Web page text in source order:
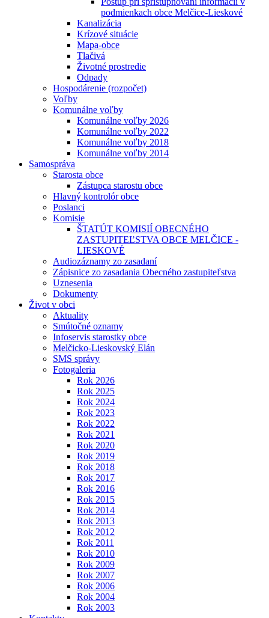
podmienkach obce Melčice-Lieskové
Kanalizácia
Krízové situácie
Mapa-obce
Tlačivá
Životné prostredie
Odpady
Hospodárenie (rozpočet)
Voľby
Komunálne voľby
Komunálne voľby 2026
Komunálne voľby 2022
Komunálne voľby 2018
Komunálne voľby 2014
Samospráva
Starosta obce
Zástupca starostu obce
Hlavný kontrolór obce
Poslanci
Komisie
ŠTATÚT KOMISIÍ OBECNÉHO
ZASTUPITEĽSTVA OBCE MELČICE -
LIESKOVÉ
Audiozáznamy zo zasadaní
Zápisnice zo zasadania Obecného zastupiteľstva
Uznesenia
Dokumenty
Život v obci
Aktuality
Smútočné oznamy
Infoservis starostky obce
Melčicko-Lieskovský Elán
SMS správy
Fotogaleria
Rok 2026
Rok 2025
Rok 2024
Rok 2023
Rok 2022
Rok 2021
Rok 2020
Rok 2019
Rok 2018
Rok 2017
Rok 2016
Rok 2015
Rok 2014
Rok 2013
Rok 2012
Rok 2011
Rok 2010
Rok 2009
Rok 2007
Rok 2006
Rok 2004
Rok 2003